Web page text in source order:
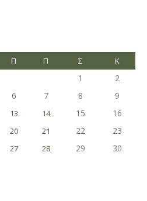
Π Π Σ Κ
1
2
6 7 8
9
13 14 15
16
20 21 22 23
27 28 29 30